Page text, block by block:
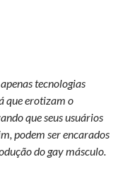
tecnologias
que erotizam o
que seus usuários
podem ser encarados
do gay másculo.